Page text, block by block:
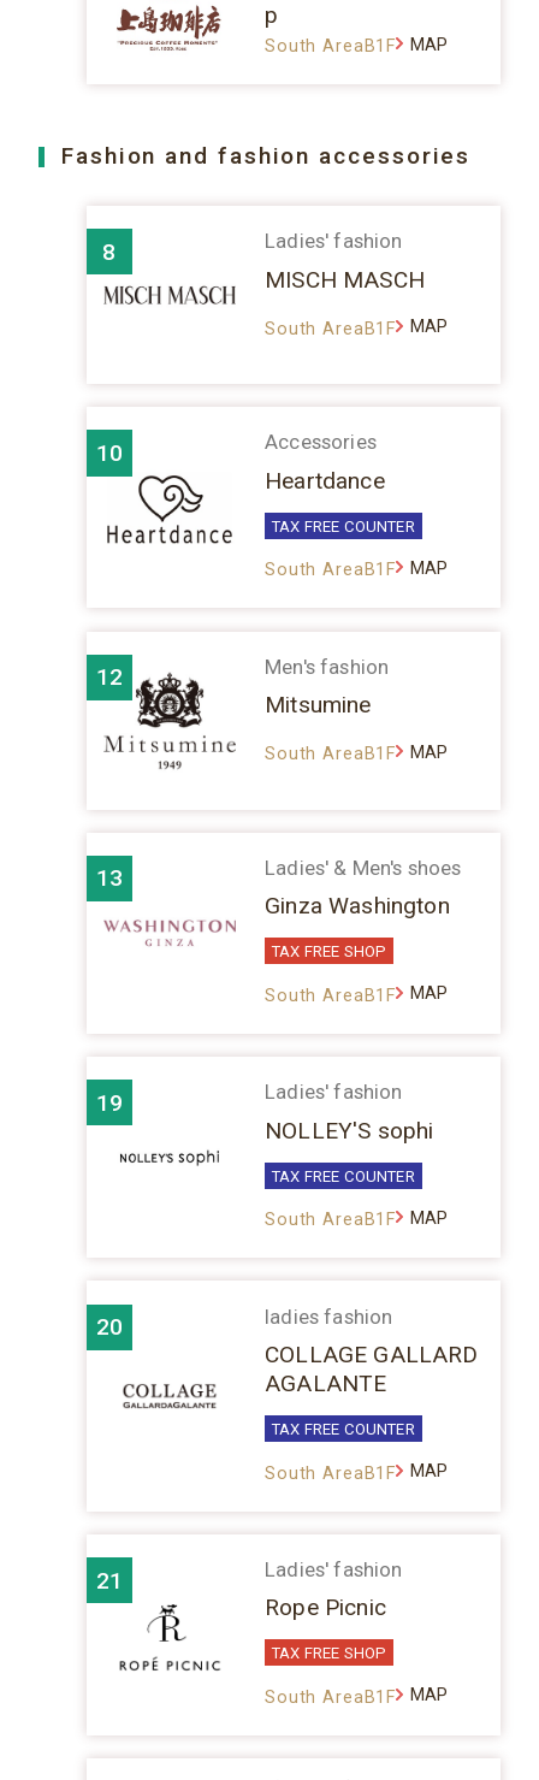
p
South AreaB1F MAP
Fashion and fashion accessories
8 Ladies' fashion
MISCH MASCH
South AreaB1F MAP
10 Accessories
Heartdance
TAX FREE COUNTER
South AreaB1F MAP
12 Men's fashion
Mitsumine
South AreaB1F MAP
13 Ladies' & Men's shoes
Ginza Washington
TAX FREE SHOP
South AreaB1F MAP
19 Ladies' fashion
NOLLEY'S sophi
TAX FREE COUNTER
South AreaB1F MAP
20 ladies fashion
COLLAGE GALLARD
AGALANTE
TAX FREE COUNTER
South AreaB1F MAP
21 Ladies' fashion
Rope Picnic
TAX FREE SHOP
South AreaB1F MAP